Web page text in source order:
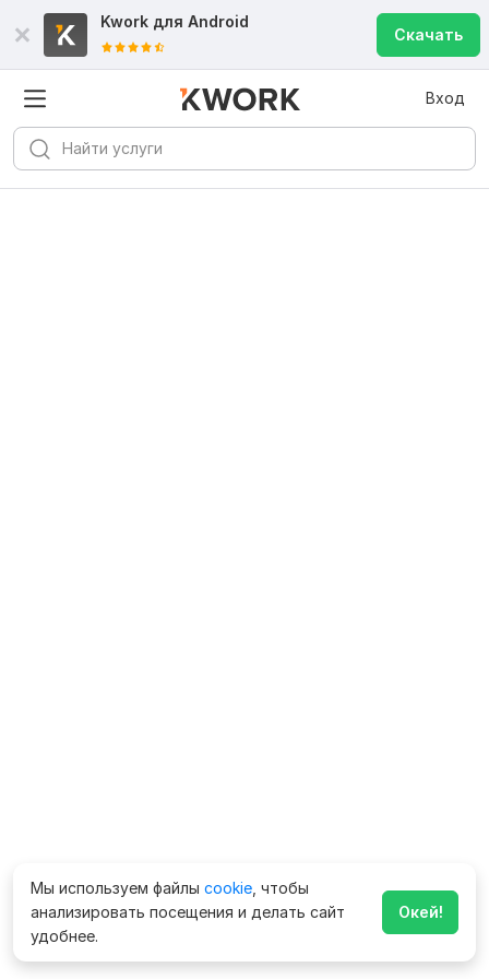
Kwork для Android
Скачать
Вход
Мы используем файлы cookie , чтобы
анализировать посещения и делать сайт
удобнее.
Окей!